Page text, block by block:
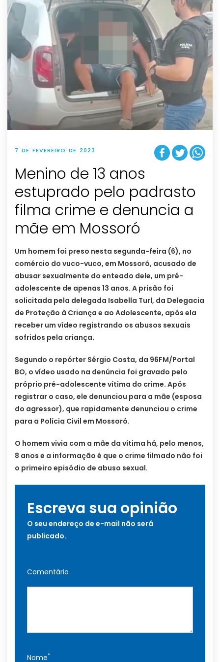
7 DE FEVEREIRO DE 2023
Menino de 13 anos
estuprado pelo padrasto
filma crime e denuncia a
mãe em Mossoró
Um homem foi preso nesta segunda-feira (6), no
comércio do vuco-vuco, em Mossoró, acusado de
abusar sexualmente do enteado dele, um pré-
adolescente de apenas 13 anos. A prisão foi
solicitada pela delegada Isabella Turl, da Delegacia
de Proteção à Criança e ao Adolescente, após ela
receber um vídeo registrando os abusos sexuais
sofridos pela criança.
Segundo o repórter Sérgio Costa, da 96FM/Portal
BO, o vídeo usado na denúncia foi gravado pelo
próprio pré-adolescente vítima do crime. Após
registrar o caso, ele denunciou para a mãe (esposa
do agressor), que rapidamente denunciou o crime
para a Polícia Civil em Mossoró.
O homem vivia com a mãe da vítima há, pelo menos,
8 anos e a informação é que o crime filmado não foi
o primeiro episódio de abuso sexual.
Escreva sua opinião
O seu endereço de e-mail não será
publicado.
Comentário
Nome*